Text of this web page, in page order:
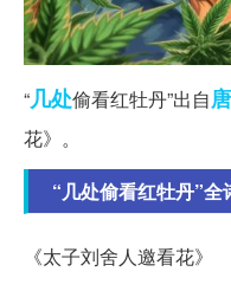
“几处偷看红牡丹”出自
花》。
“几处偷看红牡丹”全
《太子刘舍人邀看花》